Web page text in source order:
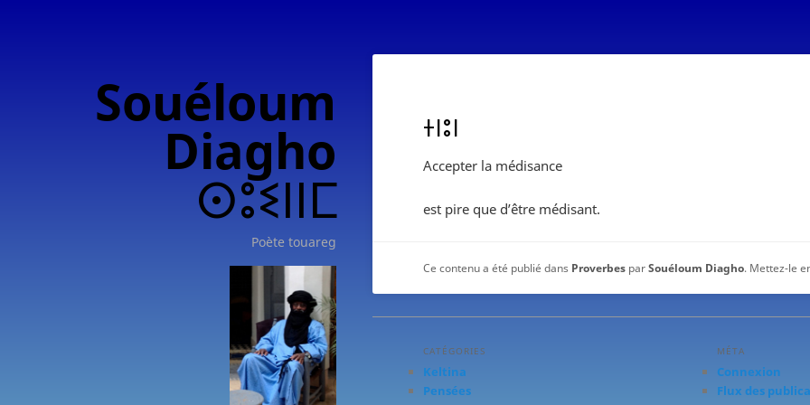
Souéloum
Diagho
ⵙⵓⵉⵏⵏⵎ
Poète touareg
ⵜⵏⵓⵏ
Accepter la médisance
est pire que d’être médisant.
Ce contenu a été publié dans Proverbes parSouéloum Diagho. Mettez-le
CATÉGORIES
Keltina
Pensées
MÉTA
Connexion
Flux des